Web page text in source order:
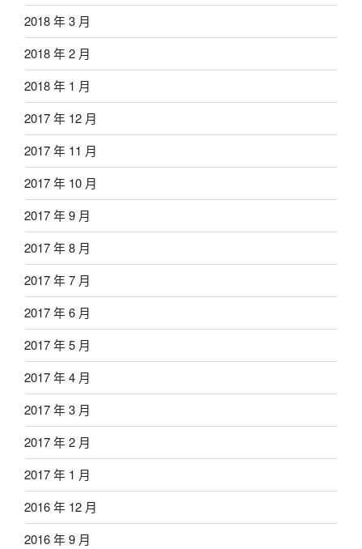
2018 年 3 月
2018 年 2 月
2018 年 1 月
2017 年 12 月
2017 年 11 月
2017 年 10 月
2017 年 9 月
2017 年 8 月
2017 年 7 月
2017 年 6 月
2017 年 5 月
2017 年 4 月
2017 年 3 月
2017 年 2 月
2017 年 1 月
2016 年 12 月
2016 年 9 月